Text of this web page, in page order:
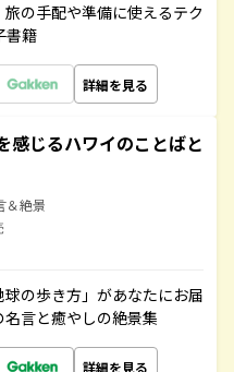
の手配や準備に使えるテク
書籍
詳細を見る
感じるハワイのことばと
＆絶景
の歩き方」があなたにお届
言と癒やしの絶景集
詳細を見る